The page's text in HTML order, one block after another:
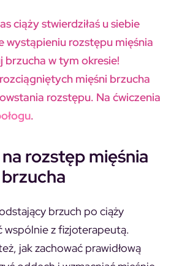
ciąży stwierdziłaś u siebie
wystąpieniu rozstępu mięśnia
brzucha w tym okresie!
mięśni brzucha
rozstępu. Na ćwiczenia
.
rozstęp mięśnia
brzucha
brzuch po ciąży
wspólnie z fizjoterapeutą.
jak zachować prawidłową